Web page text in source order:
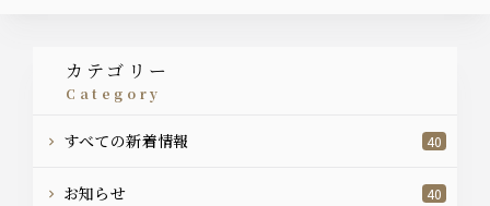
カテゴリー
category
すべての新着情報 40
お知らせ 40